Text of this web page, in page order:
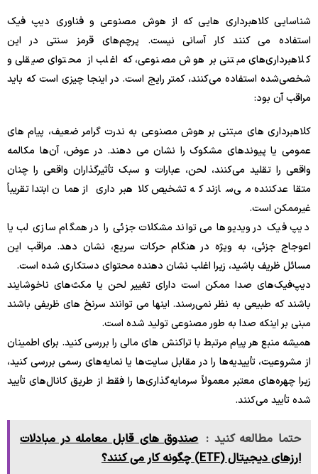
شناسایی کلاهبرداری هایی که از هوش مصنوعی و فناوری دیپ فیک
استفاده می کنند کار آسانی نیست. پرچم‌های قرمز سنتی در این
کلاهبرداری‌های مبتنی بر هوش مصنوعی، که اغلب از محتوای صیقلی و
شخصی‌شده استفاده می‌کنند، کمتر رایج است. در اینجا چیزی است که باید
مراقب آن بود:
کلاهبرداری های مبتنی بر هوش مصنوعی به ندرت گرامر ضعیف، پیام های
عمومی یا پیوندهای مشکوک را نشان می دهند. در عوض، آن‌ها مکالمه
واقعی را تقلید می‌کنند، لحن، عبارات و سبک تأثیرگذاران واقعی را چنان
متقاعدکننده می‌سازند که تشخیص کلاهبرداری از همان ابتدا تقریباً
غیرممکن است.
دیپ فیک در ویدیوها می تواند مشکلات جزئی را در همگام سازی لب یا
اعوجاج جزئی، به ویژه در هنگام حرکات سریع، نشان دهد. مراقب این
مسائل ظریف باشید، زیرا اغلب نشان دهنده محتوای دستکاری شده است.
دیپ‌فیک‌های صدا ممکن است دارای تغییر لحن یا مکث‌های ناخوشایند
باشند که طبیعی به نظر نمی‌رسند. اینها می توانند سرنخ های ظریفی باشند
مبنی بر اینکه صدا به طور مصنوعی تولید شده است.
همیشه منبع هر پیام مرتبط با تراکنش های مالی را بررسی کنید. برای اطمینان
از مشروعیت، تأییدیه‌ها را در مقابل سایت‌ها یا نمایه‌های رسمی بررسی کنید،
زیرا چهره‌های معتبر معمولاً سرمایه‌گذاری‌ها را فقط از طریق کانال‌های تأیید
شده تأیید می‌کنند.
حتما مطالعه کنید : صندوق های قابل معامله در مبادلات
ارزهای دیجیتال (ETF) چگونه کار می کنند؟